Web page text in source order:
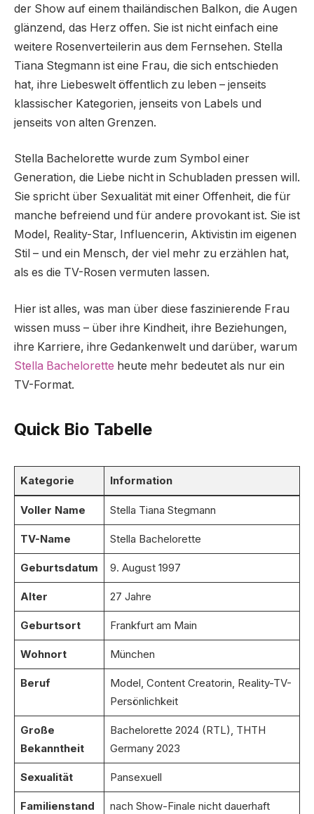
der Show auf einem thailändischen Balkon, die Augen
glänzend, das Herz offen. Sie ist nicht einfach eine
weitere Rosenverteilerin aus dem Fernsehen. Stella
Tiana Stegmann ist eine Frau, die sich entschieden
hat, ihre Liebeswelt öffentlich zu leben – jenseits
klassischer Kategorien, jenseits von Labels und
jenseits von alten Grenzen.
Stella Bachelorette wurde zum Symbol einer
Generation, die Liebe nicht in Schubladen pressen will.
Sie spricht über Sexualität mit einer Offenheit, die für
manche befreiend und für andere provokant ist. Sie ist
Model, Reality-Star, Influencerin, Aktivistin im eigenen
Stil – und ein Mensch, der viel mehr zu erzählen hat,
als es die TV-Rosen vermuten lassen.
Hier ist alles, was man über diese faszinierende Frau
wissen muss – über ihre Kindheit, ihre Beziehungen,
ihre Karriere, ihre Gedankenwelt und darüber, warum
Stella Bachelorette heute mehr bedeutet als nur ein
TV-Format.
Quick Bio Tabelle
Kategorie Information
Voller Name Stella Tiana Stegmann
TV-Name Stella Bachelorette
Geburtsdatum 9. August 1997
Alter 27 Jahre
Geburtsort Frankfurt am Main
Wohnort München
Beruf
Model, Content Creatorin, Reality-TV-
Persönlichkeit
Große
Bekanntheit
Bachelorette 2024 (RTL), THTH
Germany 2023
Sexualität Pansexuell
Familienstand
nach Show-Finale nicht dauerhaft